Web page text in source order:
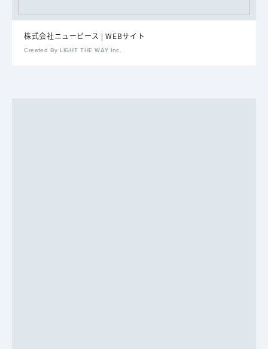
株式会社ニューピース | WEBサイト
Created By LIGHT THE WAY Inc.